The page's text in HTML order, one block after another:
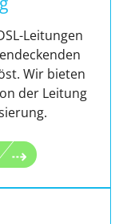
Leitungen
Wir bieten
der Leitung